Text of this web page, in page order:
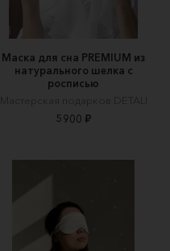
Маска для сна PREMIUM из
натурального шелка с
росписью
Мастерская подарков DETALI
5900 ₽